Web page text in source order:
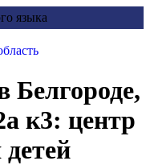
к3: центр